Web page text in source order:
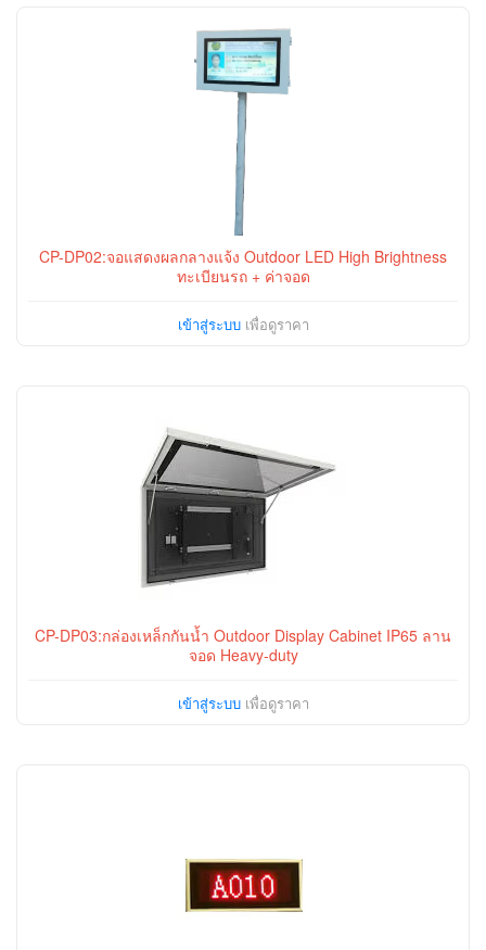
CP-DP02:จอแสดงผลกลางแจ้ง Outdoor LED High Brightness
ทะเบียนรถ + ค่าจอด
เข้าสู่ระบบเพื่อดูราคา
CP-DP03:กล่องเหล็กกันน้ำ Outdoor Display Cabinet IP65 ลาน
จอด Heavy-duty
เข้าสู่ระบบเพื่อดูราคา